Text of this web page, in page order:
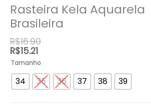
Rasteira Kela Aquarela
Brasileira
R$16.90
R$15.21
Tamanho
34 35 36 37 38 39
Kela
Aquarela
Brasileira